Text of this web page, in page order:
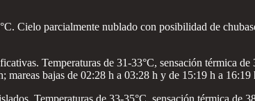
Cielo parcialmente nublado con posibilidad de
Temperaturas de 31-33°C, sensación térmica
bajas de 02:28 h a 03:28 h y de 15:19 h a 16:19